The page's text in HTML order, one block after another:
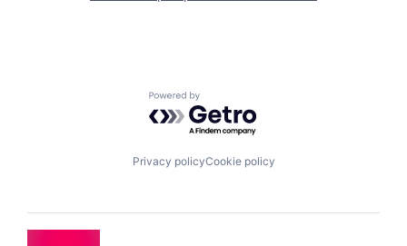
Powered by Getro.com
Privacy policyCookie policy